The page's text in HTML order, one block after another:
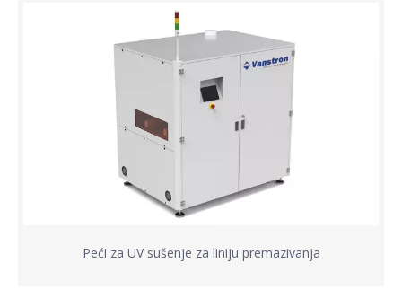
Peći za UV sušenje za liniju premazivanja